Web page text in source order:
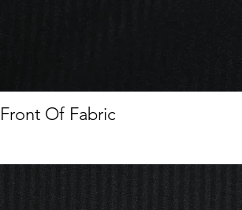
Front Of Fabric